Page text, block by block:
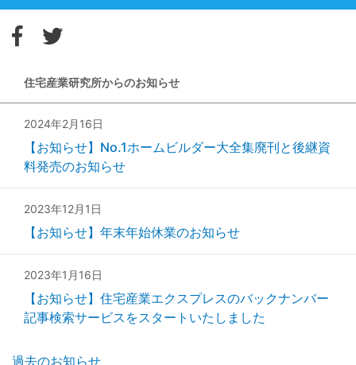
住宅産業研究所からのお知らせ
2024年2月16日
【お知らせ】No.1ホームビルダー大全集廃刊と後継資
料発売のお知らせ
2023年12月1日
【お知らせ】年末年始休業のお知らせ
2023年1月16日
【お知らせ】住宅産業エクスプレスのバックナンバー
記事検索サービスをスタートいたしました
過去のお知らせ